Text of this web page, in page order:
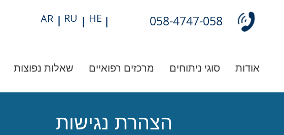
AR | RU | HE | 058-4747-058
אודות סוגי ניתוחים מרכזים רפואיים שאלות נפוצות
הצהרת נגישות